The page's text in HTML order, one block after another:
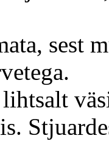
sest